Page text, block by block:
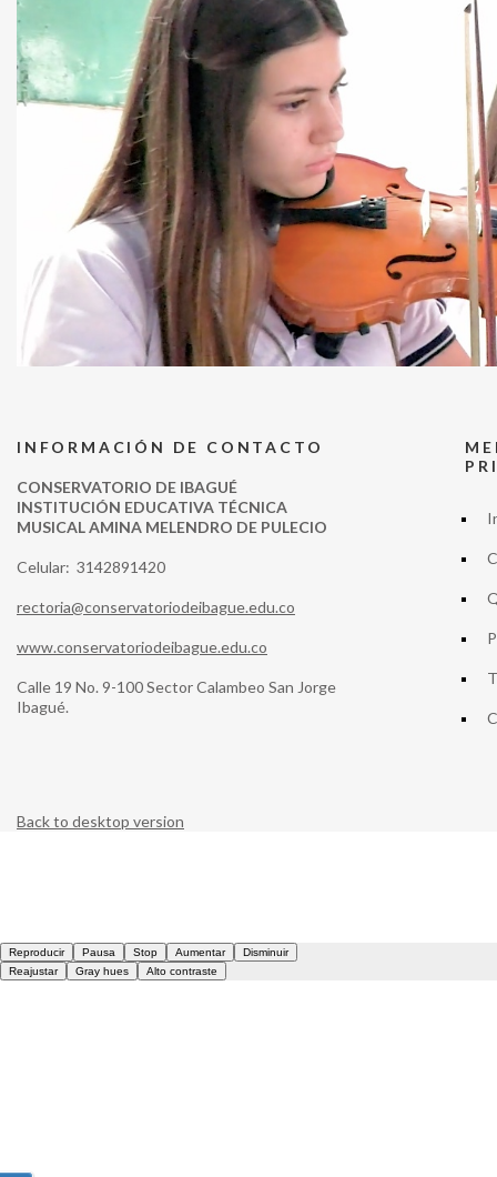
INFORMACIÓN DE CONTACTO
CONSERVATORIO DE IBAGUÉ
INSTITUCIÓN EDUCATIVA TÉCNICA
MUSICAL AMINA MELENDRO DE PULECIO
Celular: 3142891420
rectoria@conservatoriodeibague.edu.co
www.conservatoriodeibague.edu.co
Calle 19 No. 9-100 Sector Calambeo San Jorge
Ibagué.
Back to desktop version